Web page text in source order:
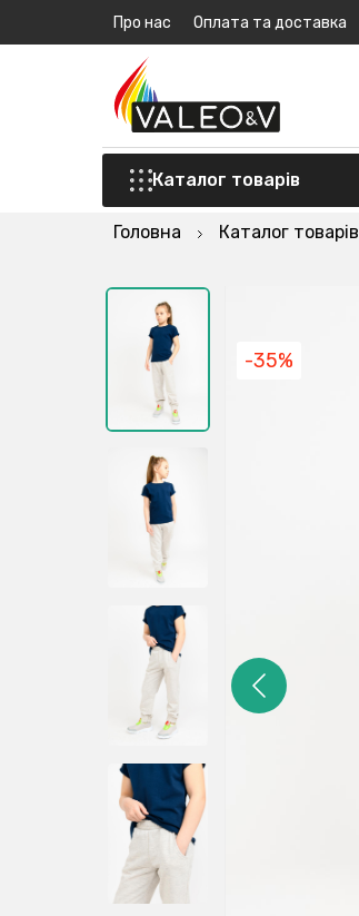
Про нас Оплата та доставка
Каталог товарів
Головна Каталог товарів
-35%